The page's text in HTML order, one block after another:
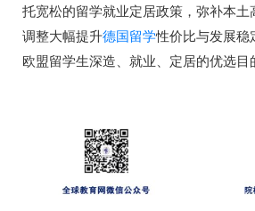
托宽松的留学就业定居政策，弥补本土
调整大幅提升德国留学性价比与发展稳
欧盟留学生深造、就业、定居的优选目